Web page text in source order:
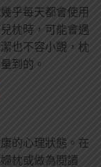
乎每天都會使用
枕時，可能會遇
也不容小覬，枕
到的。
的心理狀態。在
枕或做為閱讀